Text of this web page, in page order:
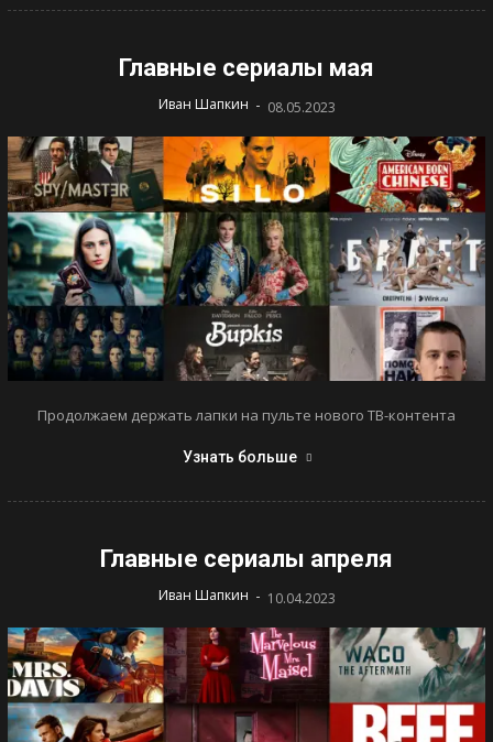
Главные сериалы мая
Иван Шапкин - 08.05.2023
Продолжаем держать лапки на пульте нового ТВ-контента
Узнать больше
Главные сериалы апреля
Иван Шапкин - 10.04.2023